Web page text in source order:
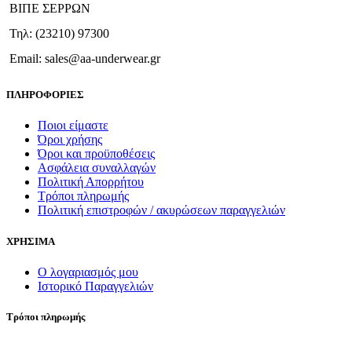
σελίδα
του
προϊόντος
ΒΙΠΕ ΣΕΡΡΩΝ
Τηλ: (23210) 97300
Email: sales@aa-underwear.gr
ΠΛΗΡΟΦΟΡΙΕΣ
Ποιοι είμαστε
Όροι χρήσης
Όροι και προϋποθέσεις
Ασφάλεια συναλλαγών
Πολιτική Απορρήτου
Τρόποι πληρωμής
Πολιτική επιστροφών / ακυρώσεων παραγγελιών
ΧΡΗΣΙΜΑ
Ο λογαριασμός μου
Ιστορικό Παραγγελιών
Τρόποι πληρωμής